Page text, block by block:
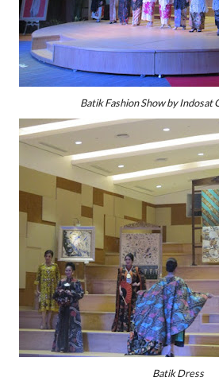
Batik Fashion Show by Indosat
Batik Dress